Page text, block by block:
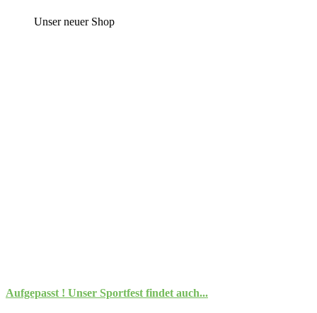
Unser neuer Shop
Aufgepasst ! Unser Sportfest findet auch...